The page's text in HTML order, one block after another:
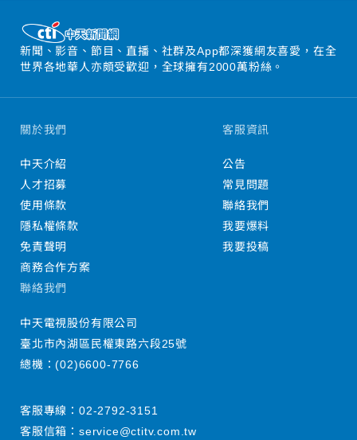
新聞、影音、節目、直播、社群及App都深獲網友喜愛，在全
世界各地華人亦頗受歡迎，全球擁有2000萬粉絲。
關於我們
中天介紹
人才招募
使用條款
隱私權條款
免責聲明
商務合作方案
客服資訊
公告
常見問題
聯絡我們
我要爆料
我要投稿
聯絡我們
中天電視股份有限公司
臺北市內湖區民權東路六段25號
總機：(02)6600-7766
客服專線： 02-2792-3151
客服信箱： service@ctitv.com.tw